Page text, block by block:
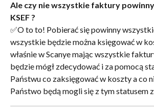
Ale czy nie wszystkie faktury
KSEF ?
✅O to to! Pobierać się powinny
wszystkie będzie można księgować w
właśnie w Scanye mając wszystkie
będzie mógł zdecydować i za pomocą
Państwu co zaksięgować w koszty a co
Państwo będą mogli się z tym statusem